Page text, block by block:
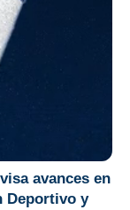
avances en
Deportivo y